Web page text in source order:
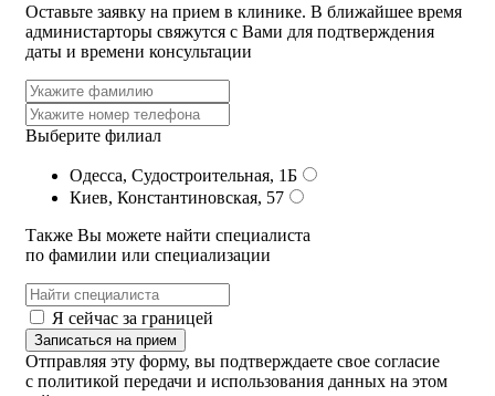
Оставьте заявку на прием в клинике. В ближайшее время
администарторы свяжутся с Вами для подтверждения
даты и времени консультации
Выберите филиал
Одесса, Судостроительная, 1Б
Киев, Константиновская, 57
Также Вы можете найти специалиста
по фамилии или специализации
Я сейчас за границей
Записаться на прием
Отправляя эту форму, вы подтверждаете свое согласие
с политикой передачи и использования данных на этом